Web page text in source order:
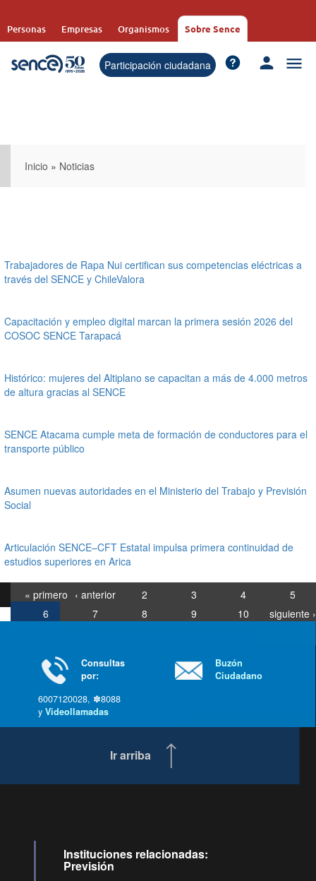
contenido
Personas Empresas Organismos Sobre Sence
Participación ciudadana
Inicio » Noticias
Trabajadores de Rapa Nui certifican sus competencias eléctricas a
través del SENCE y ChileValora
Capacitación y empleo digital marcan la primera sesión 2026 del
COSOC SENCE Tarapacá
Histórico: mujeres del Altiplano se capacitan a más de 4.000 metros
de altura gracias al SENCE
SENCE Atacama cumple meta de formación de conductores para el
transporte público
Asumen nuevas autoridades en el Ministerio del Trabajo y Previsión
Social
Articulación SENCE–CFT Estatal impulsa primera continuidad de
estudios superiores en Arica
« primero ‹ anterior 2 3 4
5
6
7 8 9 10
siguiente ›
Consultas
por:
6007120028, ✽8088
yVideollamadas
Buzón
Ciudadano
Ir arriba
Instituciones relacionadas:
Previsión